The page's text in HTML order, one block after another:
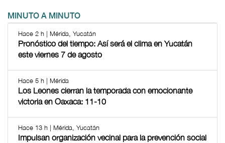
MINUTO A MINUTO
Hace 2 h | Mérida, Yucatán
Pronóstico del tiempo: Así será el clima en Yucatán
este viernes 7 de agosto
Hace 5 h | Mérida
Los Leones cierran la temporada con emocionante
victoria en Oaxaca: 11-10
Hace 13 h | Mérida, Yucatán
Impulsan organización vecinal para la prevención social